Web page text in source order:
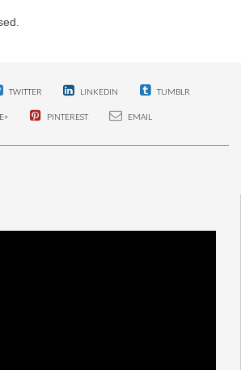
TWITTER LINKEDIN TUMBLR
PINTEREST EMAIL